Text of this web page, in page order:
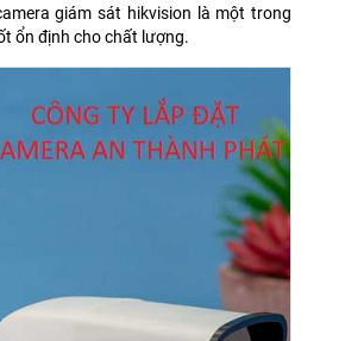
giám sát hikvision là một trong
ổn định cho chất lượng.